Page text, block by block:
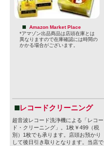
Amazon Market Place
*アマゾン出品商品は店頭在庫とは
異なりますので在庫確認には時間の
かかる場合がございます。
レコードクリーニング
超音波レコード洗浄機による「レコー
ド・クリーニング」。1枚￥499（税
別）1枚でも承ります。店頭お預かり
して後日引き取りとなります。当店で